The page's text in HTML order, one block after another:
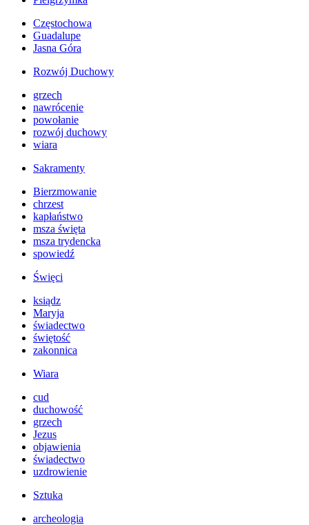
Częstochowa
Guadalupe
Jasna Góra
Rozwój Duchowy
grzech
nawrócenie
powołanie
rozwój duchowy
wiara
Sakramenty
Bierzmowanie
chrzest
kapłaństwo
msza święta
msza trydencka
spowiedź
Święci
ksiądz
Maryja
świadectwo
świętość
zakonnica
Wiara
cud
duchowość
grzech
Jezus
objawienia
świadectwo
uzdrowienie
Sztuka
archeologia